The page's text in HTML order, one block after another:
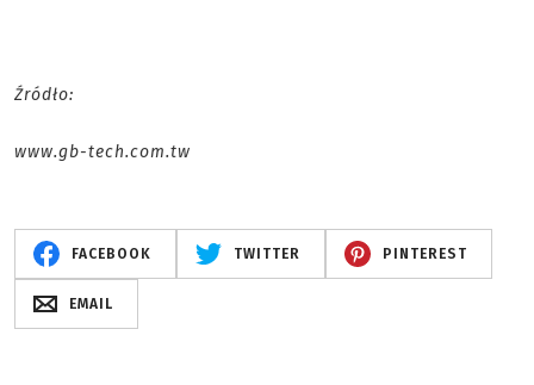
Źródło:
www.gb-tech.com.tw
FACEBOOK TWITTER PINTEREST
EMAIL